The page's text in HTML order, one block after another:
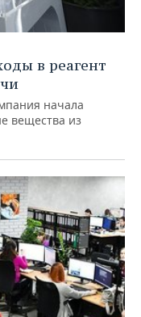
в реагент
начала
вещества из